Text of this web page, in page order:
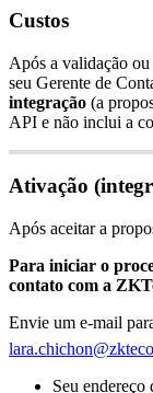
Custos
Após a validação ou
seu Gerente de
integração (a
API e não inclui a
Ativação (
Após aceitar a
Para iniciar o
contato com a
Envie um e-mail
lara.chichon@zkteco
Seu endereço